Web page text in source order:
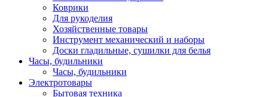
Коврики
Для рукоделия
Хозяйственные товары
Инструмент механический и наборы
Доски гладильные, сушилки для белья
Часы, будильники
Часы, будильники
Электротовары
Бытовая техника